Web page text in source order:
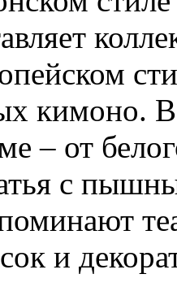
кимоно.
– от
с
и